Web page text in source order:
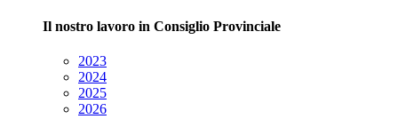
Il nostro lavoro in Consiglio Provinciale
2023
2024
2025
2026